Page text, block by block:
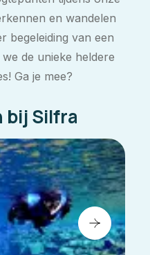
en wandelen
begeleiding van een
de unieke heldere
! Ga je mee?
bij Silfra